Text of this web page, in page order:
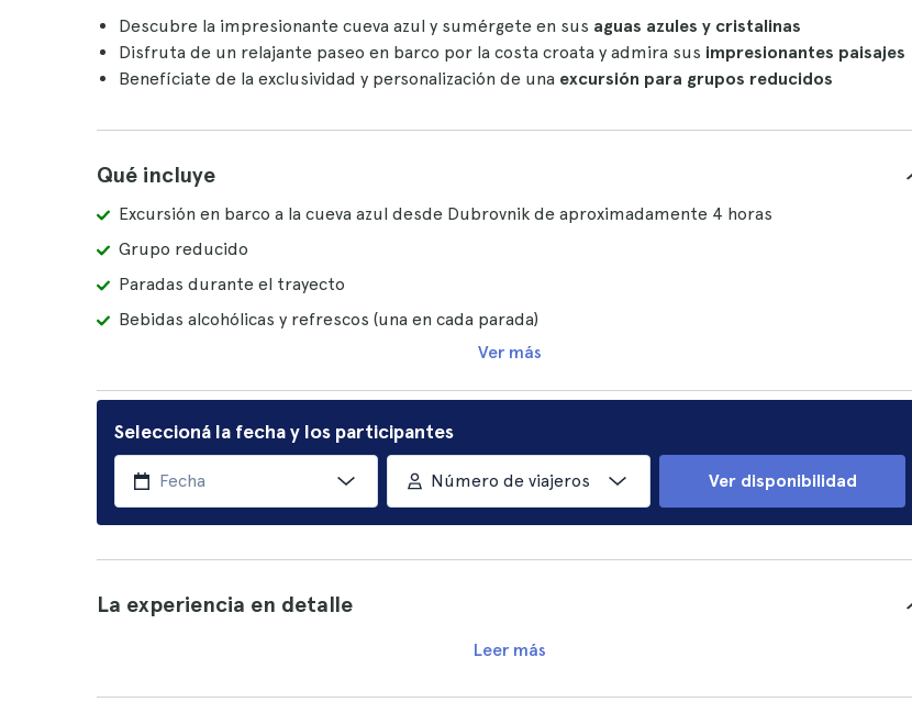
Descubre la impresionante cueva azul y sumérgete en sus aguas azules y cristalinas
Disfruta de un relajante paseo en barco por la costa croata y admira sus impresionantes paisajes
Benefíciate de la exclusividad y personalización de una excursión para grupos reducidos
Qué incluye
Excursión en barco a la cueva azul desde Dubrovnik de aproximadamente 4 horas
Grupo reducido
Paradas durante el trayecto
Bebidas alcohólicas y refrescos (una en cada parada)
Ver más
Seleccioná la fecha y los participantes
Número de viajeros Ver disponibilidad
La experiencia en detalle
Leer más